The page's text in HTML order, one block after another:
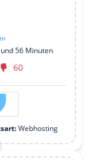
56 Minuten
60
Webhosting